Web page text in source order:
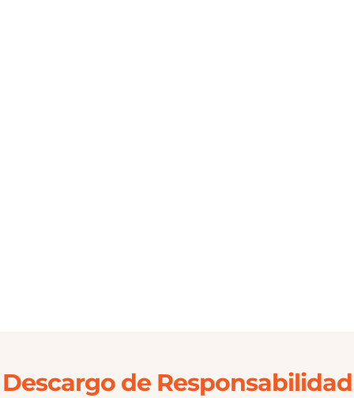
Descargo de Responsabilidad